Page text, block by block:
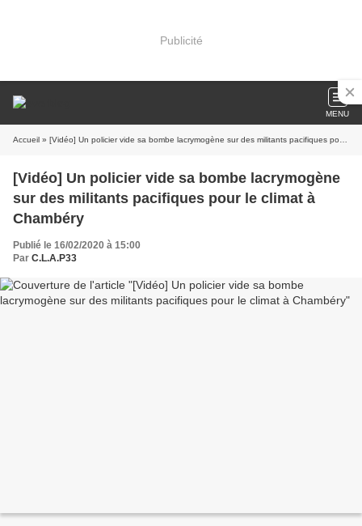
Publicité
MENU
Accueil » [Vidéo] Un policier vide sa bombe lacrymogène sur des militants pacifiques pour le climat à Chambéry
[Vidéo] Un policier vide sa bombe lacrymogène
sur des militants pacifiques pour le climat à
Chambéry
Publié le 16/02/2020 à 15:00
Par C.L.A.P33